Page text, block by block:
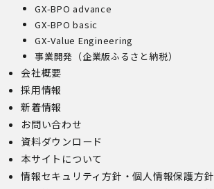
GX-BPO advance
GX-BPO basic
GX-Value Engineering
事業開発（企業版ふるさと納税）
会社概要
採用情報
新着情報
お問い合わせ
資料ダウンロード
本サイトについて
情報セキュリティ方針・個人情報保護方針